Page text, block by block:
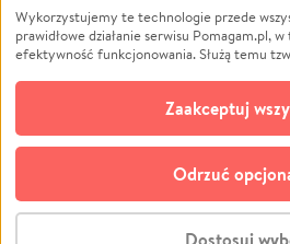
Pomoc Finansowa
Projekty
Pogrzeb
Społeczność lokalna
Kultura
© CROWDING SP.
Wykorzystujemy te technologie przede
prawidłowe działanie serwisu Pomagam.pl,
efektywność funkcjonowania. Służą temu
opcjonalnych plików
technologii do celów analitycznych i
zgodę na ich stosowanie lub jej odmówić. W
możliwość zmiany swoich preferencji na
do której link znajdziesz w stopce serwisu
cookie wykorzystywane są w następujących
Odrzuć
Zaakceptuj